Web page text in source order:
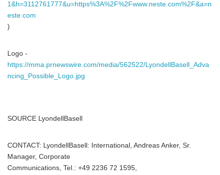
1&h=3112761777&u=https%3A%2F%2Fwww.neste.com%2F&a=n
este.com
)
Logo -
https://mma.prnewswire.com/media/562522/LyondellBasell_Adva
ncing_Possible_Logo.jpg
SOURCE LyondellBasell
CONTACT: LyondellBasell: International, Andreas Anker, Sr.
Manager, Corporate
Communications, Tel.: +49 2236 72 1595,